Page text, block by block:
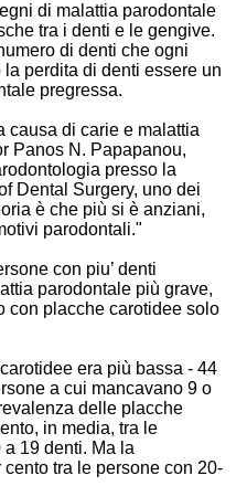
di malattia parodontale
tra i denti e le gengive.
di denti che ogni
perdita di denti essere un
pregressa.
causa di carie e malattia
Panos N. Papapanou,
presso la
Dental Surgery, uno dei
è che più si è anziani,
parodontali."
con piu’ denti
parodontale più grave,
con placche carotidee solo
era più bassa - 44
a cui mancavano 9 o
delle placche
in media, tra le
19 denti. Ma la
tra le persone con 20-